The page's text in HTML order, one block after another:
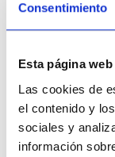
Consentimiento
Esta página
Las cookies de
el contenido y
sociales y
información
5. (45)Dios
No tengo